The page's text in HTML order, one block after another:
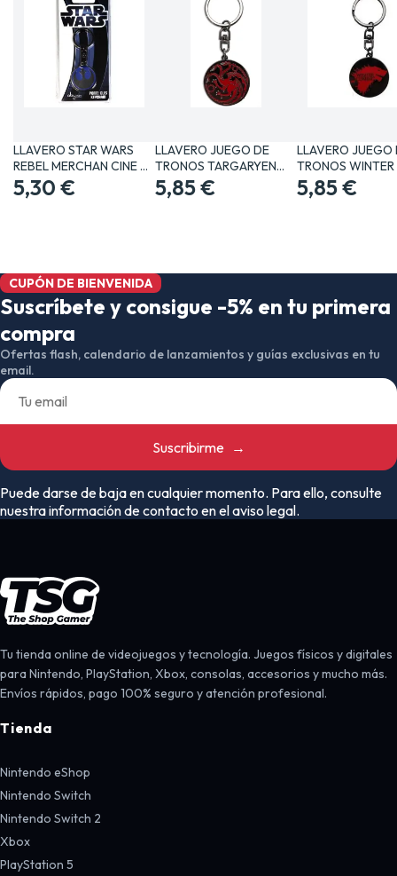
LLAVERO STAR WARS
REBEL MERCHAN CINE Y
TV…
5,30 €
LLAVERO JUEGO DE
TRONOS TARGARYEN
MERCHAN…
5,85 €
LLAVERO JUEGO
TRONOS WINTER
COMING…
5,85 €
CUPÓN DE BIENVENIDA
Suscríbete y consigue -5% en tu primera
compra
Ofertas flash, calendario de lanzamientos y guías exclusivas en tu
email.
Suscribirme →
Puede darse de baja en cualquier momento. Para ello, consulte
nuestra información de contacto en el aviso legal.
Tu tienda online de videojuegos y tecnología. Juegos físicos y digitales
para Nintendo, PlayStation, Xbox, consolas, accesorios y mucho más.
Envíos rápidos, pago 100% seguro y atención profesional.
Tienda
Nintendo eShop
Nintendo Switch
Nintendo Switch 2
Xbox
PlayStation 5